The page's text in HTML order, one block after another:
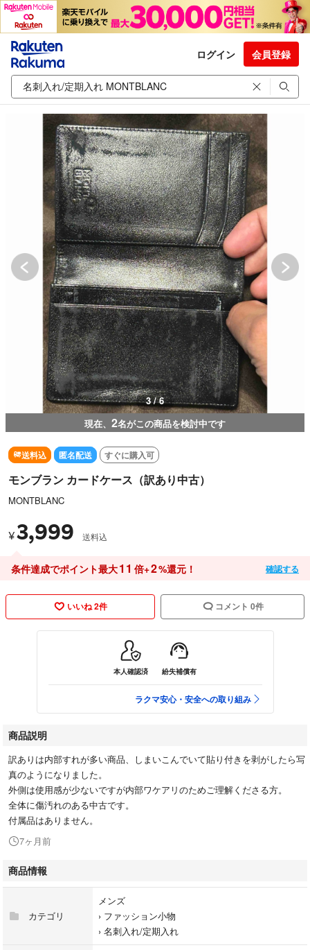
ログイン 会員登録
4 / 6
現在、 2名がこの商品を検討中です
送料込 匿名配送 すぐに購入可
モンブラン カードケース（訳あり中古）
MONTBLANC
¥3,999 送料込
条件達成でポイント最大11 倍+2%還元！ 確認する
いいね 2件 コメント 0件
本人確認済 紛失補償有
ラクマ安心・安全への取り組み
商品説明
訳ありは内部すれが多い商品、しまいこんでいて貼り付きを剥がしたら写
真のようになりました。
外側は使用感が少ないですが内部ワケアリのためご理解くださる方。
全体に傷汚れのある中古です。
付属品はありません。
7ヶ月前
商品情報
カテゴリ
メンズ
› ファッション小物
› 名刺入れ/定期入れ